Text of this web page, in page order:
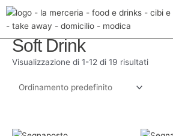
Vai
Home / Soft Drink
Soft Drink
Visualizzazione di 1-12 di 19 risultati